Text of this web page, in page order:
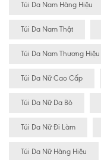
Túi Da Nam Hàng Hiệu
Túi Da Nam Thật
Túi Da Nam Thương
Túi Da Nữ Cao Cấp
Túi Da Nữ Da Bò
Túi Da Nữ Đi Làm
Túi Da Nữ Hàng Hiệu